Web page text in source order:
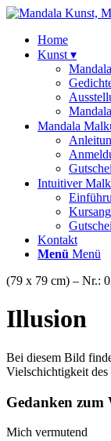
Home
Kunst ▾
Mandala
Intuitiver
Kontakt
Menü Menü
(79 x 79 cm) – Nr.:
Illusion
Bei diesem Bild
Vielschichtigkeit des
Gedanken zum
Mich vermutend